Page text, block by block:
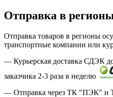
Отправка в
Отправка товаров в регионы
транспортные компании или
— Курьерская доставка СДЭК
заказчика 2-3 раза в неделю
— Отправка через ТК "ПЭК" и